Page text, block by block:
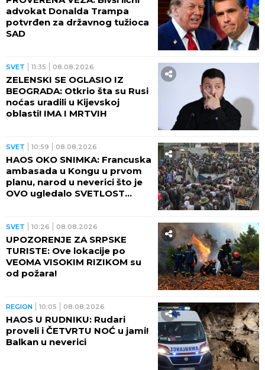
advokat Donalda Trampa
potvrđen za državnog tužioca
SAD
SVET 11:35 08.08.2026
ZELENSKI SE OGLASIO IZ
BEOGRADA: Otkrio šta su Rusi
noćas uradili u Kijevskoj
oblasti! IMA I MRTVIH
SVET 10:59 08.08.2026
HAOS OKO SNIMKA: Francuska
ambasada u Kongu u prvom
planu, narod u neverici što je
OVO ugledalo SVETLOST
SVET 10:26 08.08.2026
UPOZORENJE ZA SRPSKE
TURISTE: Ove lokacije po
VEOMA VISOKIM RIZIKOM su
od požara!
REGION 10:05 08.08.2026
HAOS U RUDNIKU: Rudari
proveli i ČETVRTU NOĆ u jami!
Balkan u neverici